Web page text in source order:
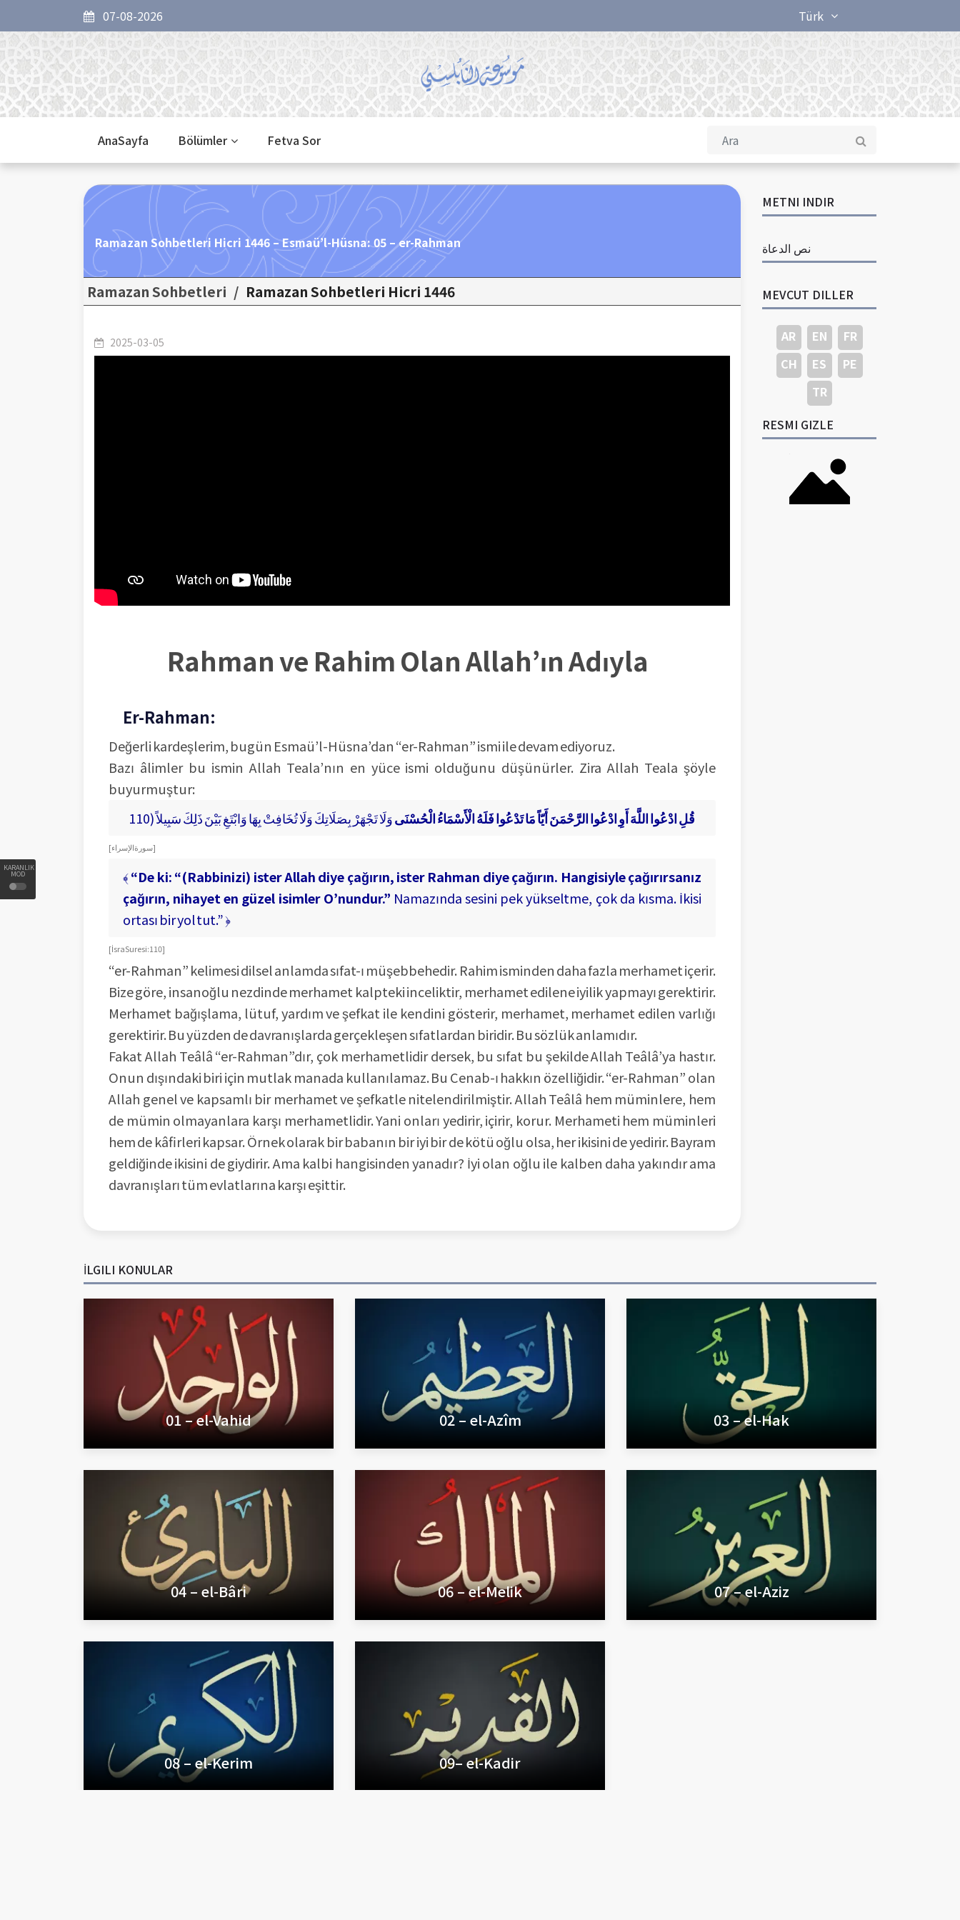
KARANLIK
MOD
07-08-2026 Türk
AnaSayfa Bölümler Fetva Sor
Ramazan Sohbetleri Hicri 1446 – Esmaü’l-Hüsna: 05 – er-Rahman
Ramazan Sohbetleri / Ramazan Sohbetleri Hicri 1446
2025-03-05
Rahman ve Rahim Olan Allah’ın Adıyla
Er-Rahman:
Değerli kardeşlerim, bugün Esmaü’l-Hüsna’dan “er-Rahman” ismi ile devam ediyoruz.
Bazı âlimler bu ismin Allah Teala’nın en yüce ismi olduğunu düşünürler. Zira Allah Teala şöyle
buyurmuştur:
قُلِ ادْعُوا اللَّهَ أَوِ ادْعُوا الرَّحْمَنَ أَيّاً مَا تَدْعُوا فَلَهُ الْأَسْمَاءُ الْحُسْنَى
[ سورة الإسراء ]
﴾“De ki: “(Rabbinizi) ister Allah diye çağırın, ister Rahman diye çağırın. Hangisiyle çağırırsanız
çağırın, nihayet en güzel isimler O’nundur.” Namazında sesini pek yükseltme, çok da kısma. İkisi
ortası bir yol tut.” ﴿
[ İsra Suresi: 110 ]
“er-Rahman” kelimesi dilsel anlamda sıfat-ı müşebbehedir. Rahim isminden daha fazla merhamet içerir.
Bize göre, insanoğlu nezdinde merhamet kalpteki inceliktir, merhamet edilene iyilik yapmayı gerektirir.
Merhamet bağışlama, lütuf, yardım ve şefkat ile kendini gösterir, merhamet, merhamet edilen varlığı
gerektirir. Bu yüzden de davranışlarda gerçekleşen sıfatlardan biridir. Bu sözlük anlamıdır.
Fakat Allah Teâlâ “er-Rahman”dır, çok merhametlidir dersek, bu sıfat bu şekilde Allah Teâlâ’ya hastır.
Onun dışındaki biri için mutlak manada kullanılamaz. Bu Cenab-ı hakkın özelliğidir. “er-Rahman” olan
Allah genel ve kapsamlı bir merhamet ve şefkatle nitelendirilmiştir. Allah Teâlâ hem müminlere, hem
de mümin olmayanlara karşı merhametlidir. Yani onları yedirir, içirir, korur. Merhameti hem müminleri
hem de kâfirleri kapsar. Örnek olarak bir babanın bir iyi bir de kötü oğlu olsa, her ikisini de yedirir. Bayram
geldiğinde ikisini de giydirir. Ama kalbi hangisinden yanadır? İyi olan oğlu ile kalben daha yakındır ama
davranışları tüm evlatlarına karşı eşittir.
METNI INDIR
نص الدعاة
MEVCUT DILLER
AR EN
FR
CH
ES
PE
TR
RESMI GIZLE
İLGILI KONULAR
01 – el-Vahid 02 – el-Azîm 03 – el-Hak
04 – el-Bâri 06 – el-Melik 07 – el-Aziz
08 – el-Kerim 09– el-Kadir